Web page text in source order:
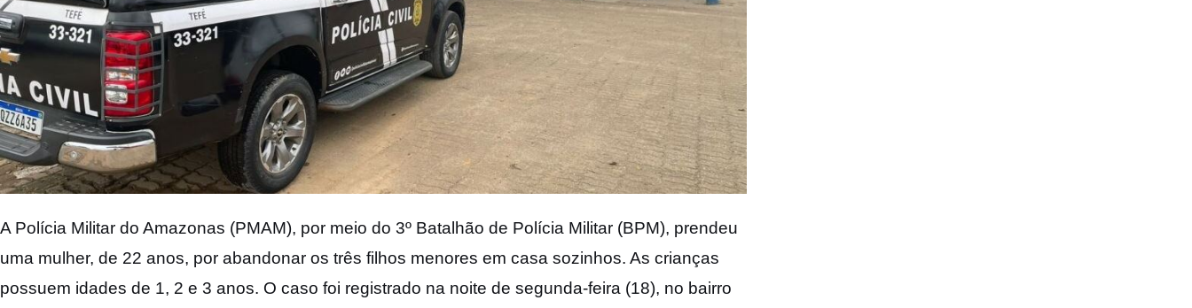
A Polícia Militar do Amazonas (PMAM), por meio do 3º Batalhão de Polícia Militar (BPM), prendeu
uma mulher, de 22 anos, por abandonar os três filhos menores em casa sozinhos. As crianças
possuem idades de 1, 2 e 3 anos. O caso foi registrado na noite de segunda-feira (18), no bairro